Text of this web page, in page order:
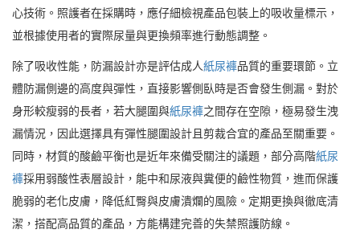
心技術。照護者在採購時，應仔細檢視產品包裝上的吸收量標示，
並根據使用者的實際尿量與更換頻率進行動態調整。
除了吸收性能，防漏設計亦是評估成人紙尿褲品質的重要環節。立
體防漏側邊的高度與彈性，直接影響側臥時是否會發生側漏。對於
身形較瘦弱的長者，若大腿圍與紙尿褲之間存在空隙，極易發生洩
漏情況，因此選擇具有彈性腿圍設計且剪裁合宜的產品至關重要。
同時，材質的酸鹼平衡也是近年來備受關注的議題，部分高階紙尿
褲採用弱酸性表層設計，能中和尿液與糞便的鹼性物質，進而保護
脆弱的老化皮膚，降低紅臀與皮膚潰爛的風險。定期更換與徹底清
潔，搭配高品質的產品，方能構建完善的失禁照護防線。